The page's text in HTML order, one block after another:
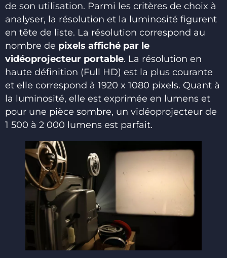
de son utilisation. Parmi les critères de choix à
analyser, la résolution et la luminosité figurent
en tête de liste. La résolution correspond au
nombre de pixels affiché par le
vidéoprojecteur portable. La résolution en
haute définition (Full HD) est la plus courante
et elle correspond à 1920 x 1080 pixels. Quant à
la luminosité, elle est exprimée en lumens et
pour une pièce sombre, un vidéoprojecteur de
1 500 à 2 000 lumens est parfait.